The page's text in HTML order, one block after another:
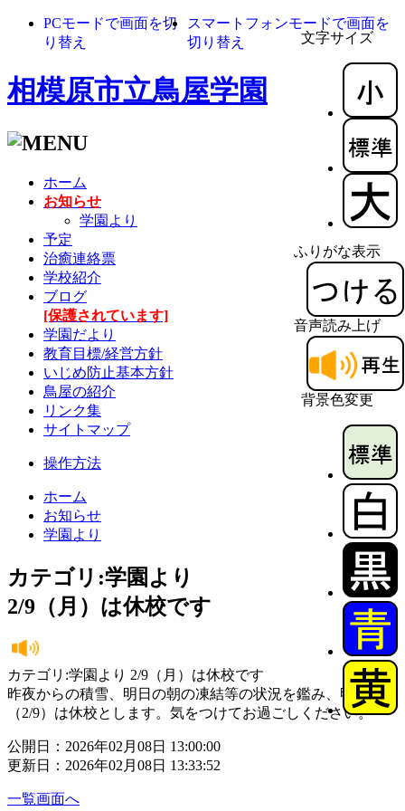
文字サイズ
ふりがな表示
音声読み上げ
背景色変更
PCモードで画面を切
り替え
スマートフォンモードで画面を
切り替え
相模原市立鳥屋学園
ホーム
お知らせ
学園より
予定
治癒連絡票
学校紹介
ブログ
[保護されています]
学園だより
教育目標/経営方針
いじめ防止基本方針
鳥屋の紹介
リンク集
サイトマップ
操作方法
ホーム
お知らせ
学園より
カテゴリ:学園より
2/9（月）は休校です
カテゴリ:学園より 2/9（月）は休校です
昨夜からの積雪、明日の朝の凍結等の状況を鑑み、明日
（2/9）は休校とします。気をつけてお過ごしください。
公開日：2026年02月08日 13:00:00
更新日：2026年02月08日 13:33:52
一覧画面へ